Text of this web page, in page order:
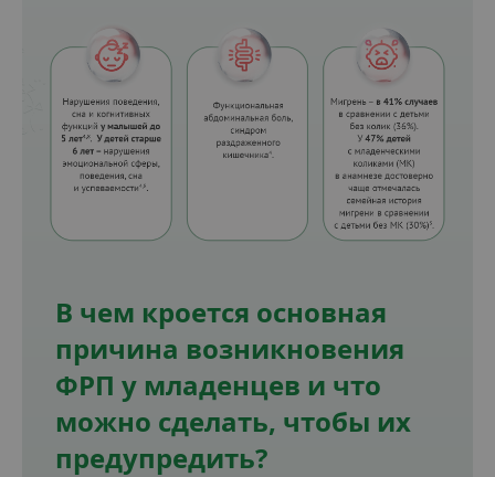
В чем кроется основная
причина возникновения
ФРП у младенцев и что
можно сделать, чтобы их
предупредить?